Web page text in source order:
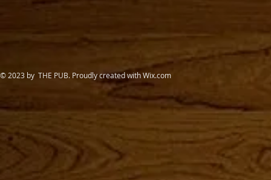
© 2023 by THE PUB. Proudly created withWix.com